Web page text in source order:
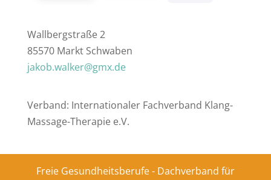
Wallbergstraße 2
85570 Markt Schwaben
jakob.walker@gmx.de
Verband: Internationaler Fachverband Klang-
Massage-Therapie e.V.
Freie Gesundheitsberufe - Dachverband für